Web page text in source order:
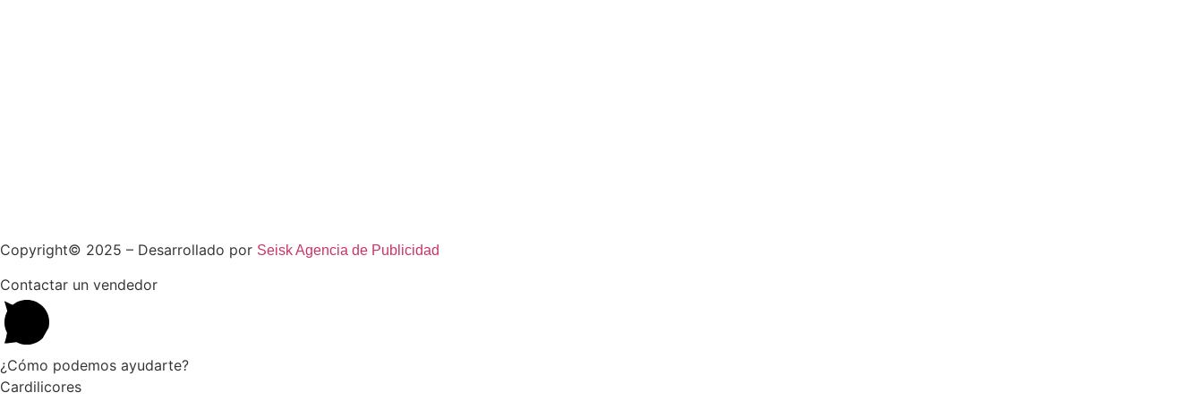
Copyright© 2025 – Desarrollado por Seisk Agencia de Publicidad
Contactar un vendedor
¿Cómo podemos ayudarte?
Cardilicores